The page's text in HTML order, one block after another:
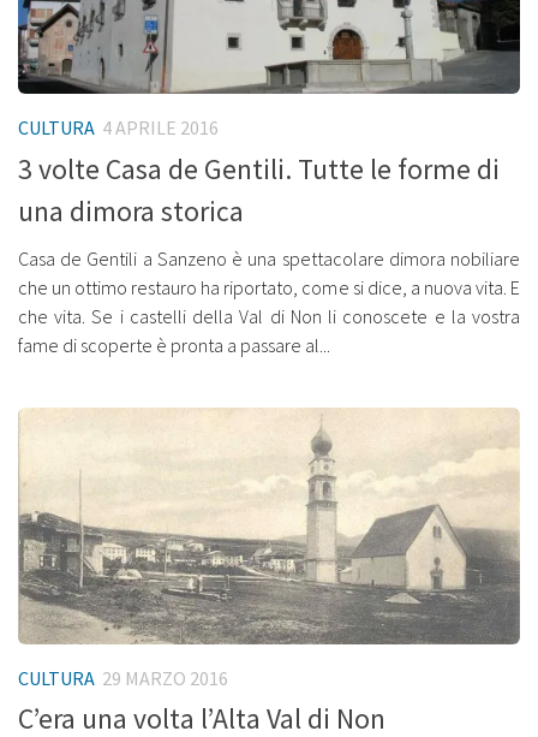
CULTURA 4 APRILE 2016
3 volte Casa de Gentili. Tutte le forme di
una dimora storica
Casa de Gentili a Sanzeno è una spettacolare dimora nobiliare
che un ottimo restauro ha riportato, come si dice, a nuova vita. E
che vita. Se i castelli della Val di Non li conoscete e la vostra
fame di scoperte è pronta a passare al...
CULTURA 29 MARZO 2016
C’era una volta l’Alta Val di Non